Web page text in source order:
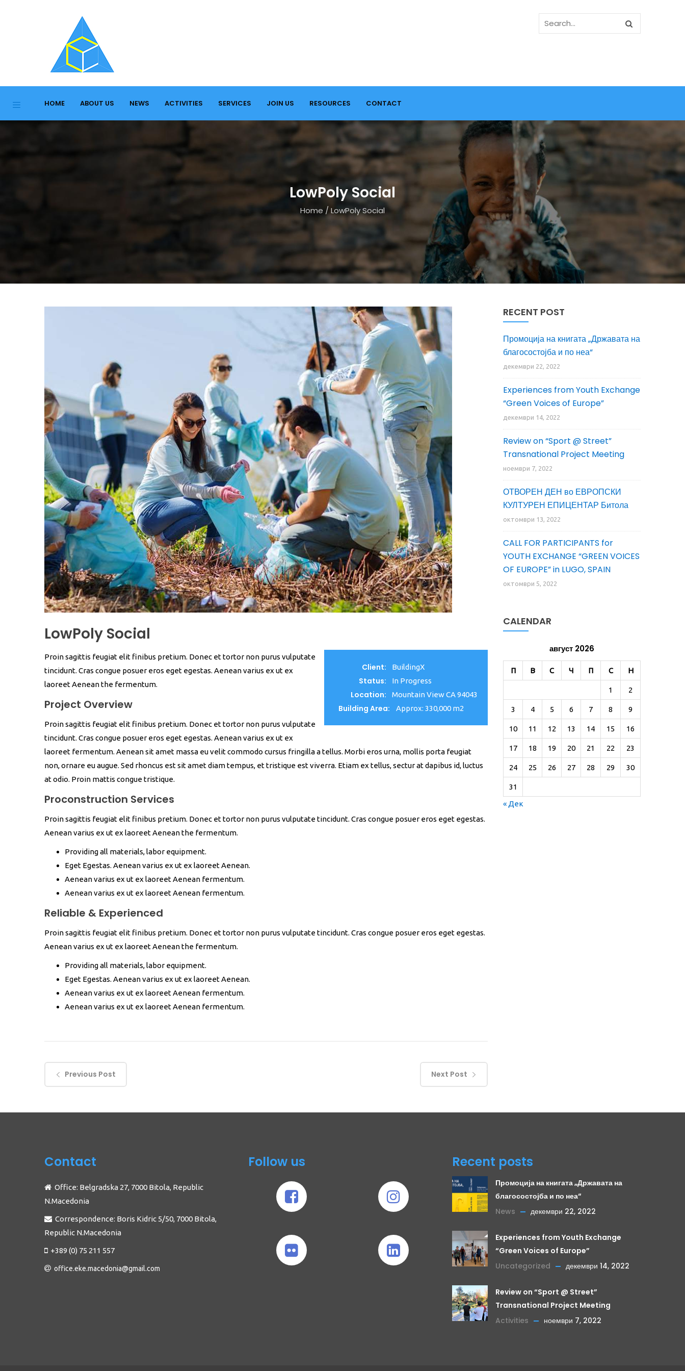
HOME ABOUT US NEWS ACTIVITIES SERVICES JOIN US RESOURCES CONTACT
LowPoly Social
Home /LowPoly Social
LowPoly Social
Client: BuildingX
Status: In Progress
Location: Mountain View CA 94043
Building Area: Approx: 330,000 m2
Proin sagittis feugiat elit finibus pretium. Donec et tortor non purus vulputate
tincidunt. Cras congue posuer eros eget egestas. Aenean varius ex ut ex
laoreet Aenean the fermentum.
Project Overview
Proin sagittis feugiat elit finibus pretium. Donec et tortor non purus vulputate
tincidunt. Cras congue posuer eros eget egestas. Aenean varius ex ut ex
laoreet fermentum. Aenean sit amet massa eu velit commodo cursus fringilla a tellus. Morbi eros urna, mollis porta feugiat
non, ornare eu augue. Sed rhoncus est sit amet diam tempus, et tristique est viverra. Etiam ex tellus, sectur at dapibus id, luctus
at odio. Proin mattis congue tristique.
Proconstruction Services
Proin sagittis feugiat elit finibus pretium. Donec et tortor non purus vulputate tincidunt. Cras congue posuer eros eget egestas.
Aenean varius ex ut ex laoreet Aenean the fermentum.
Providing all materials, labor equipment.
Eget Egestas. Aenean varius ex ut ex laoreet Aenean.
Aenean varius ex ut ex laoreet Aenean fermentum.
Aenean varius ex ut ex laoreet Aenean fermentum.
Reliable & Experienced
Proin sagittis feugiat elit finibus pretium. Donec et tortor non purus vulputate tincidunt. Cras congue posuer eros eget egestas.
Aenean varius ex ut ex laoreet Aenean the fermentum.
Providing all materials, labor equipment.
Eget Egestas. Aenean varius ex ut ex laoreet Aenean.
Aenean varius ex ut ex laoreet Aenean fermentum.
Aenean varius ex ut ex laoreet Aenean fermentum.
Previous Post Next Post
RECENT POST
Промоција на книгата „Државата на
благосостојба и по неа“
декември 22, 2022
Experiences from Youth Exchange
“Green Voices of Europe”
декември 14, 2022
Review on “Sport @ Street”
Transnational Project Meeting
ноември 7, 2022
ОТВОРЕН ДЕН во ЕВРОПСКИ
КУЛТУРЕН ЕПИЦЕНТАР Битола
октомври 13, 2022
CALL FOR PARTICIPANTS for
YOUTH EXCHANGE “GREEN VOICES
OF EUROPE” in LUGO, SPAIN
октомври 5, 2022
CALENDAR
август 2026
П В С Ч П С Н
1 2
3 4 5 6 7 8 9
10 11 12 13 14 15 16
17 18 19 20 21 22 23
24 25 26 27 28 29 30
31
« Дек
Contact
Office: Belgradska 27, 7000 Bitola, Republic
N.Macedonia
Correspondence: Boris Kidric 5/50, 7000 Bitola,
Republic N.Macedonia
+389 (0) 75 211 557
office.eke.macedonia@gmail.com
Follow us Recent posts
Промоција на книгата „Државата на
благосостојба и по неа“
News
декември 22, 2022
Experiences from Youth Exchange
“Green Voices of Europe”
Uncategorized
декември 14, 2022
Review on “Sport @ Street”
Transnational Project Meeting
Activities
ноември 7, 2022